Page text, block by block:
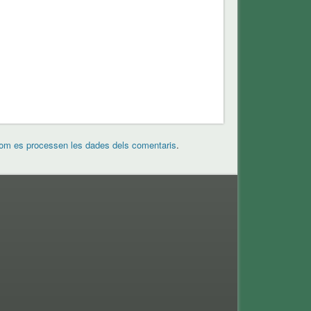
es processen les dades dels comentaris.